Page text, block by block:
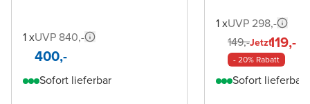
1 xUVP 840,-
400,-
Sofort lieferbar
1 xUVP 298,-
149,-Jetzt119,-
- 20% Rabatt
Sofort lieferbar